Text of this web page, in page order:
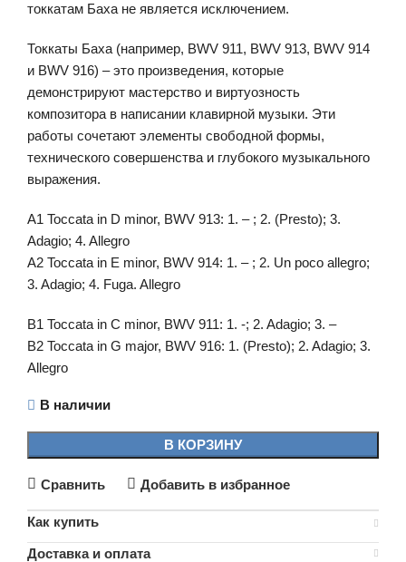
токкатам Баха не является исключением.
Токкаты Баха (например, BWV 911, BWV 913, BWV 914
и BWV 916) – это произведения, которые
демонстрируют мастерство и виртуозность
композитора в написании клавирной музыки. Эти
работы сочетают элементы свободной формы,
технического совершенства и глубокого музыкального
выражения.
A1 Toccata in D minor, BWV 913: 1. – ; 2. (Presto); 3.
Adagio; 4. Allegro
A2 Toccata in E minor, BWV 914: 1. – ; 2. Un poco allegro;
3. Adagio; 4. Fuga. Allegro
B1 Toccata in C minor, BWV 911: 1. -; 2. Adagio; 3. –
B2 Toccata in G major, BWV 916: 1. (Presto); 2. Adagio; 3.
Allegro
В наличии
В КОРЗИНУ
Сравнить Добавить в избранное
Как купить
Доставка и оплата